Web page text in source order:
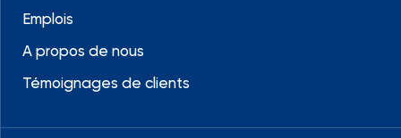
Emplois
A propos de nous
Témoignages de clients